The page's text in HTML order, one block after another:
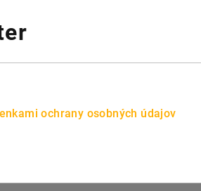
ochrany osobných údajov